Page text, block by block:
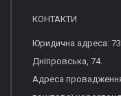
КОНТАКТИ
Юридична адреса:
Дніпровська, 74.
Адреса провадження